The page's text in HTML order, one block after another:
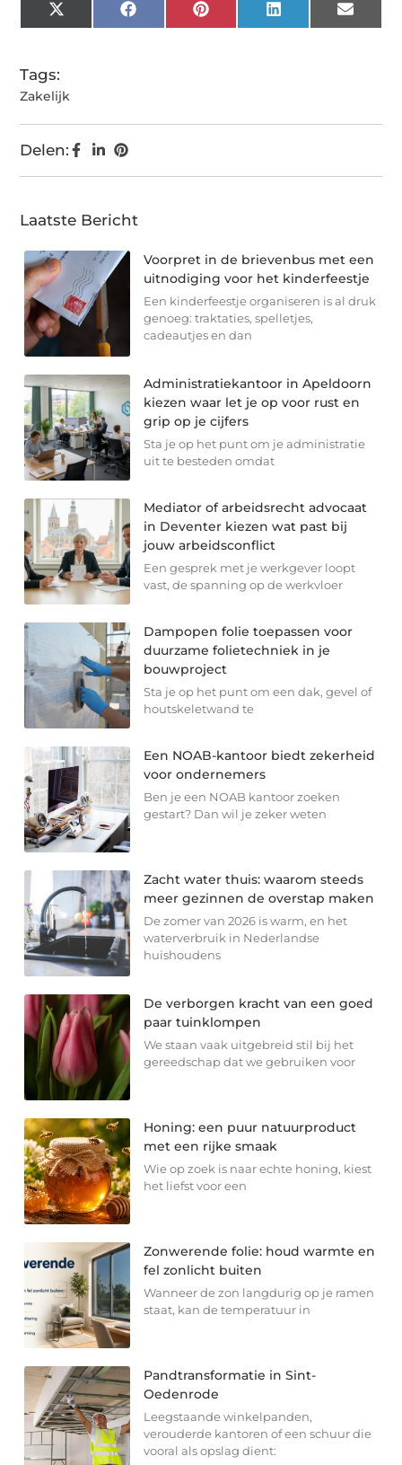
X
(Twitter)
FacebookPinterest LinkedIn Email
Tags:
Zakelijk
Delen:
Laatste Bericht
Voorpret in de brievenbus met een
uitnodiging voor het kinderfeestje
Een kinderfeestje organiseren is al druk
genoeg: traktaties, spelletjes,
cadeautjes en dan
Administratiekantoor in Apeldoorn
kiezen waar let je op voor rust en
grip op je cijfers
Sta je op het punt om je administratie
uit te besteden omdat
Mediator of arbeidsrecht advocaat
in Deventer kiezen wat past bij
jouw arbeidsconflict
Een gesprek met je werkgever loopt
vast, de spanning op de werkvloer
Dampopen folie toepassen voor
duurzame folietechniek in je
bouwproject
Sta je op het punt om een dak, gevel of
houtskeletwand te
Een NOAB-kantoor biedt zekerheid
voor ondernemers
Ben je een NOAB kantoor zoeken
gestart? Dan wil je zeker weten
Zacht water thuis: waarom steeds
meer gezinnen de overstap maken
De zomer van 2026 is warm, en het
waterverbruik in Nederlandse
huishoudens
De verborgen kracht van een goed
paar tuinklompen
We staan vaak uitgebreid stil bij het
gereedschap dat we gebruiken voor
Honing: een puur natuurproduct
met een rijke smaak
Wie op zoek is naar echte honing, kiest
het liefst voor een
Zonwerende folie: houd warmte en
fel zonlicht buiten
Wanneer de zon langdurig op je ramen
staat, kan de temperatuur in
Pandtransformatie in Sint-
Oedenrode
Leegstaande winkelpanden,
verouderde kantoren of een schuur die
vooral als opslag dient: